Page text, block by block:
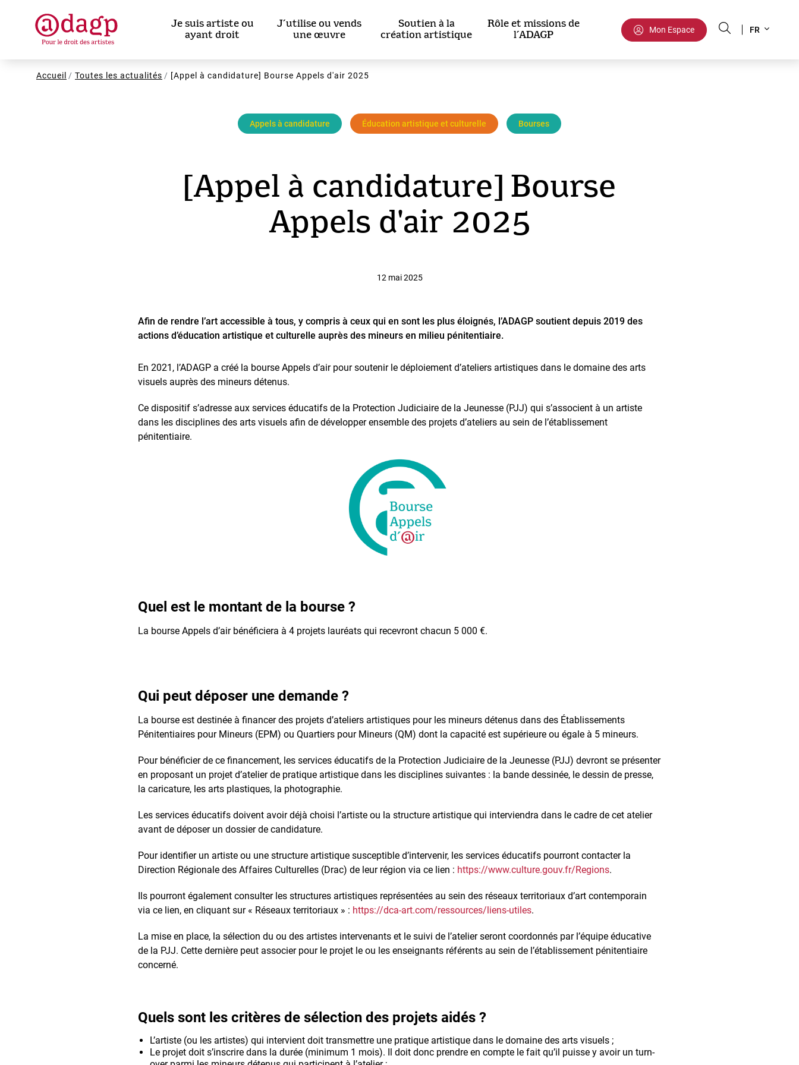
Je suis artiste ou
ayant droit
J’utilise ou vends
une œuvre
Soutien à la
création artistique
Rôle et missions de
l’ADAGP
Mon Espace
your
FR
Fil
Accueil Toutes les actualités [Appel à candidature] Bourse Appels d'air 2025
Appels à candidature Éducation artistique et culturelle Bourses
[Appel à candidature] Bourse
Appels d'air 2025
12 mai 2025
Afin de rendre l’art accessible à tous, y compris à ceux qui en sont les plus éloignés, l’ADAGP soutient depuis 2019 des
actions d’éducation artistique et culturelle auprès des mineurs en milieu pénitentiaire.
En 2021, l’ADAGP a créé la bourse Appels d’air pour soutenir le déploiement d’ateliers artistiques dans le domaine des arts
visuels auprès des mineurs détenus.
Ce dispositif s’adresse aux services éducatifs de la Protection Judiciaire de la Jeunesse (PJJ) qui s’associent à un artiste
dans les disciplines des arts visuels afin de développer ensemble des projets d’ateliers au sein de l’établissement
pénitentiaire.
Quel est le montant de la bourse ?
La bourse Appels d’air bénéficiera à 4 projets lauréats qui recevront chacun 5 000 €.
Qui peut déposer une demande ?
La bourse est destinée à financer des projets d’ateliers artistiques pour les mineurs détenus dans des Établissements
Pénitentiaires pour Mineurs (EPM) ou Quartiers pour Mineurs (QM) dont la capacité est supérieure ou égale à 5 mineurs.
Pour bénéficier de ce financement, les services éducatifs de la Protection Judiciaire de la Jeunesse (PJJ) devront se présenter
en proposant un projet d’atelier de pratique artistique dans les disciplines suivantes : la bande dessinée, le dessin de presse,
la caricature, les arts plastiques, la photographie.
Les services éducatifs doivent avoir déjà choisi l’artiste ou la structure artistique qui interviendra dans le cadre de cet atelier
avant de déposer un dossier de candidature.
Pour identifier un artiste ou une structure artistique susceptible d’intervenir, les services éducatifs pourront contacter la
Direction Régionale des Affaires Culturelles (Drac) de leur région via ce lien : https://www.culture.gouv.fr/Regions.
Ils pourront également consulter les structures artistiques représentées au sein des réseaux territoriaux d’art contemporain
via ce lien, en cliquant sur « Réseaux territoriaux » : https://dca-art.com/ressources/liens-utiles.
La mise en place, la sélection du ou des artistes intervenants et le suivi de l’atelier seront coordonnés par l’équipe éducative
de la PJJ. Cette dernière peut associer pour le projet le ou les enseignants référents au sein de l’établissement pénitentiaire
concerné.
Quels sont les critères de sélection des projets aidés ?
L’artiste (ou les artistes) qui intervient doit transmettre une pratique artistique dans le domaine des arts visuels ;
Le projet doit s’inscrire dans la durée (minimum 1 mois). Il doit donc prendre en compte le fait qu’il puisse y avoir un turn-